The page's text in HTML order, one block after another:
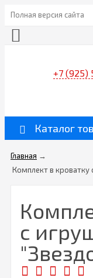
Полная версия сайта
+7 (925)
Каталог
Главная →
Комплект в
с